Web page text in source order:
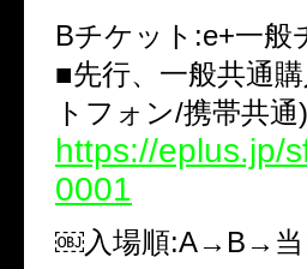
Bチケット:e+一般
■先行、一般共通
トフォン/携帯共通)
https://eplus.jp/
0001
￼入場順:A→B→当